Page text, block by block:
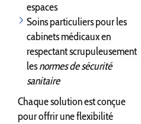
espaces
Soins particuliers pour les
cabinets médicaux en
respectant scrupuleusement
lesnormes de sécurité
sanitaire
Chaque solution est conçue
pour offrir une flexibilité